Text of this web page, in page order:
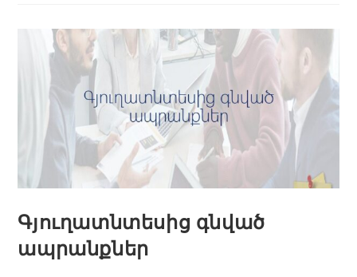
Գյուղատնտեսից գնված
ապրանքներ